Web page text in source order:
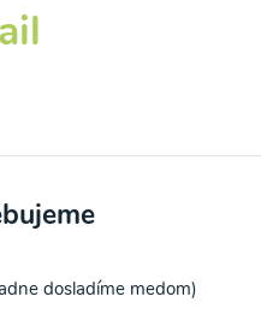
dosladíme medom)
že som si prečítal(a)